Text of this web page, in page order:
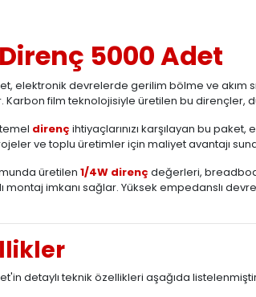
5000 Adet
elektronik devrelerde gerilim bölme ve
film teknolojisiyle üretilen bu dirençler,
direnç ihtiyaçlarınızı karşılayan bu
ve toplu üretimler için maliyet avantajı
üretilen1/4W direnç değerleri,
montaj imkanı sağlar. Yüksek empedanslı
detaylı teknik özellikleri aşağıda